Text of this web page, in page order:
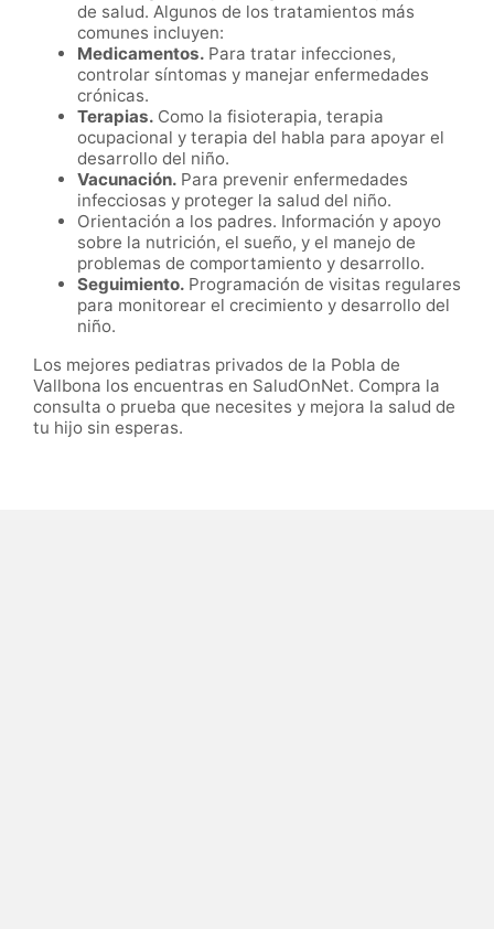
de salud. Algunos de los tratamientos más
comunes incluyen:
Medicamentos. Para tratar infecciones,
controlar síntomas y manejar enfermedades
crónicas.
Terapias. Como la fisioterapia, terapia
ocupacional y terapia del habla para apoyar el
desarrollo del niño.
Vacunación. Para prevenir enfermedades
infecciosas y proteger la salud del niño.
Orientación a los padres. Información y apoyo
sobre la nutrición, el sueño, y el manejo de
problemas de comportamiento y desarrollo.
Seguimiento. Programación de visitas regulares
para monitorear el crecimiento y desarrollo del
niño.
Los mejores pediatras privados de la Pobla de
Vallbona los encuentras en SaludOnNet. Compra la
consulta o prueba que necesites y mejora la salud de
tu hijo sin esperas.